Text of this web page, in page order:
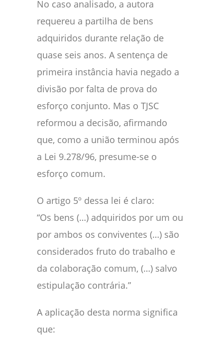
No caso analisado, a autora
requereu a partilha de bens
adquiridos durante relação de
quase seis anos. A sentença de
primeira instância havia negado a
divisão por falta de prova do
esforço conjunto. Mas o TJSC
reformou a decisão, afirmando
que, como a união terminou após
a Lei 9.278/96, presume-se o
esforço comum.
O artigo 5º dessa lei é claro:
“Os bens (…) adquiridos por um ou
por ambos os conviventes (…) são
considerados fruto do trabalho e
da colaboração comum, (…) salvo
estipulação contrária.”
A aplicação desta norma significa
que: